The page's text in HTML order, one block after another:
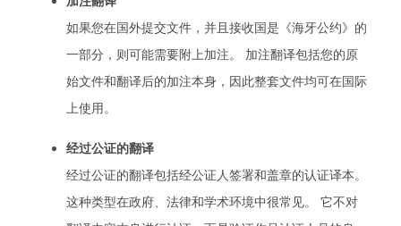
如果您在国外提交文件，并且接收国是《海牙公约》的
一部分，则可能需要附上加注。 加注翻译包括您的原
始文件和翻译后的加注本身，因此整套文件均可在国际
上使用。
经过公证的翻译
经过公证的翻译包括经公证人签署和盖章的认证译本。
这种类型在政府、法律和学术环境中很常见。 它不对